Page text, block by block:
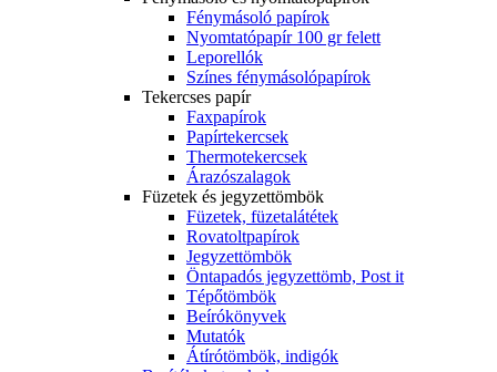
Fénymásoló papírok
Nyomtatópapír 100 gr felett
Leporellók
Színes fénymásolópapírok
Tekercses papír
Faxpapírok
Papírtekercsek
Thermotekercsek
Árazószalagok
Füzetek és jegyzettömbök
Füzetek, füzetalátétek
Rovatoltpapírok
Jegyzettömbök
Öntapadós jegyzettömb, Post it
Tépőtömbök
Beírókönyvek
Mutatók
Átírótömbök, indigók